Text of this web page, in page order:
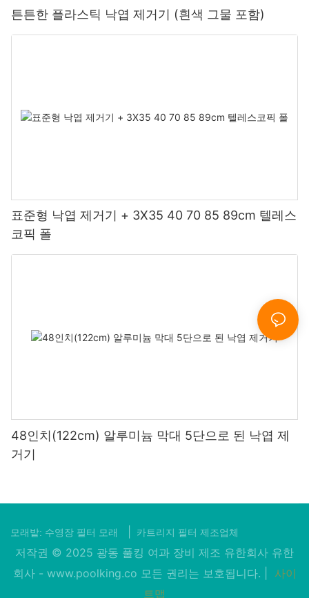
튼튼한 플라스틱 낙엽 제거기 (흰색 그물 포함)
표준형 낙엽 제거기 + 3X35 40 70 85 89cm 텔레스
코픽 폴
48인치(122cm) 알루미늄 막대 5단으로 된 낙엽 제
거기
모래밭: 수영장 필터 모래 카트리지 필터 제조업체
저작권 © 2025 광동 풀킹 여과 장비 제조 유한회사 유한
회사 - www.poolking.co 모든 권리는 보호됩니다. |
사이
트맵